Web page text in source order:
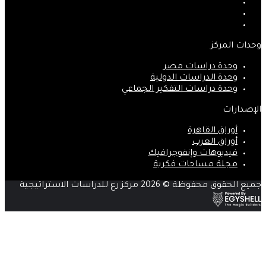
وحدات المركز
وحدة دراسات مصر
وحدة الدراسات الدولية
وحدة دراسات التفكير الجماعي
الإصدارات
أوراق القاهرة
أوراق العرب
فيديوهات وإنفوجرافيك
مجلة مساحات فكرية
جميع الحقوق محفوظة © 2026 مركز رع للدراسات الاستراتيجية